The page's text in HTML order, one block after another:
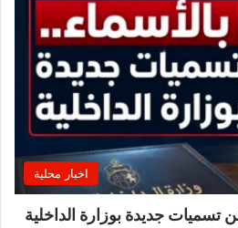
اخبار محلية
جديدة بوزارة الداخلية